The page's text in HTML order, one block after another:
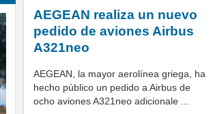
AEGEAN realiza un nuevo
pedido de aviones Airbus
A321neo
AEGEAN, la mayor aerolínea griega, ha
hecho público un pedido a Airbus de
ocho aviones A321neo adicionale ...